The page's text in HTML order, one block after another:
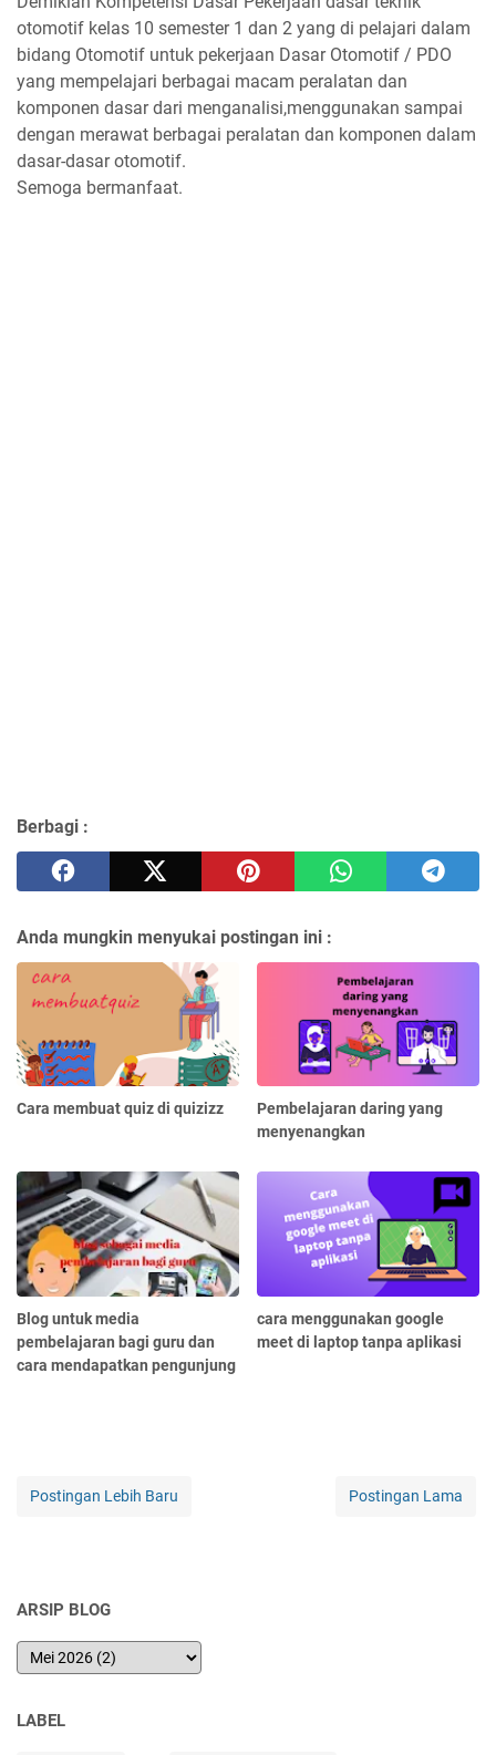
otomotif kelas 10 semester 1 dan 2 yang di pelajari dalam
bidang Otomotif untuk pekerjaan Dasar Otomotif / PDO
yang mempelajari berbagai macam peralatan dan
komponen dasar dari menganalisi,menggunakan sampai
dengan merawat berbagai peralatan dan komponen dalam
dasar-dasar otomotif.
Semoga bermanfaat.
Berbagi :
Anda mungkin menyukai postingan ini :
Cara membuat quiz di quizizz
Pembelajaran daring yang
menyenangkan
Blog untuk media
pembelajaran bagi guru dan
cara mendapatkan pengunjung
cara menggunakan google
meet di laptop tanpa aplikasi
Postingan Lebih Baru Postingan Lama
ARSIP BLOG
LABEL